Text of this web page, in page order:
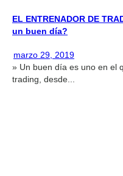
EL ENTRENADOR DE
un buen día?
marzo 29, 2019
» Un buen día es uno en el
trading, desde...